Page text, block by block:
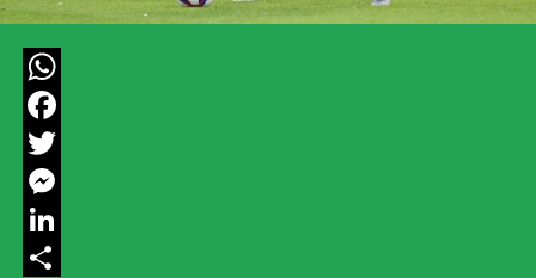
WhatsApp
Facebook
Twitter
Messenger
LinkedIn